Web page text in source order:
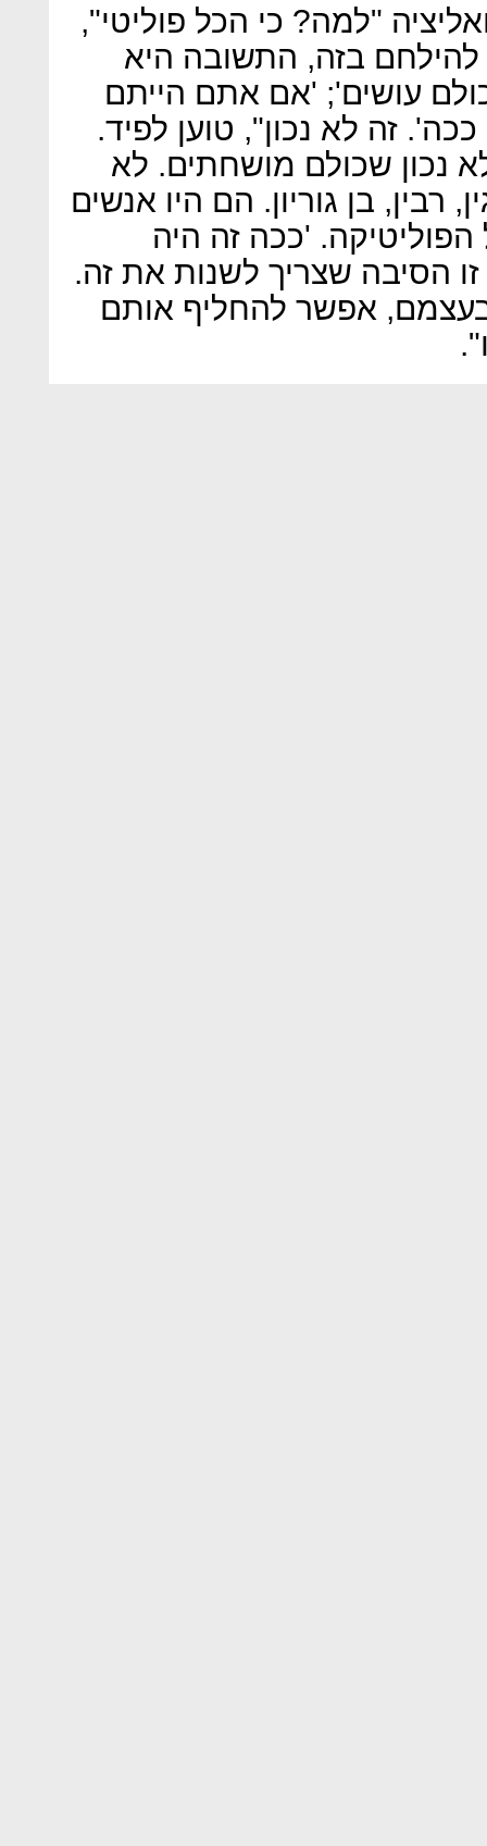
"למה? כי הכל פוליטי",
להילחם בזה, התשובה היא
עושים'; 'אם אתם הייתם
זה לא נכון", טוען לפיד.
נכון שכולם מושחתים. לא
רבין, בן גוריון. הם היו אנשים
'ככה זה היה
הסיבה שצריך לשנות את זה.
אפשר להחליף אותם